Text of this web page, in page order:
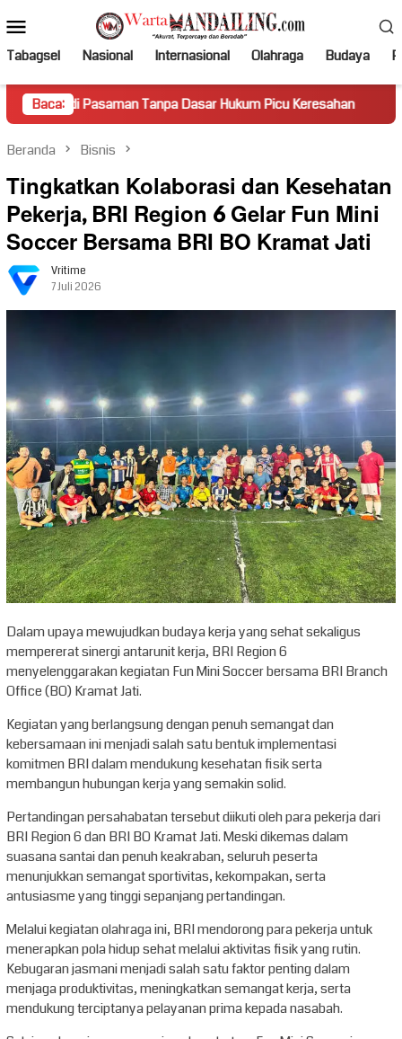
ke
kontenMobile
Tabagsel Nasional Internasional Olahraga Budaya
Baca:Tanpa Dasar Hukum Picu Keresahan Truk Miring
Beranda Bisnis
Tingkatkan Kolaborasi dan Kesehatan
Pekerja, BRI Region 6 Gelar Fun Mini
Soccer Bersama BRI BO Kramat Jati
Vritime
7 Juli 2026
Dalam upaya mewujudkan budaya kerja yang sehat sekaligus
mempererat sinergi antarunit kerja, BRI Region 6
menyelenggarakan kegiatan Fun Mini Soccer bersama BRI Branch
Office (BO) Kramat Jati.
Kegiatan yang berlangsung dengan penuh semangat dan
kebersamaan ini menjadi salah satu bentuk implementasi
komitmen BRI dalam mendukung kesehatan fisik serta
membangun hubungan kerja yang semakin solid.
Pertandingan persahabatan tersebut diikuti oleh para pekerja dari
BRI Region 6 dan BRI BO Kramat Jati. Meski dikemas dalam
suasana santai dan penuh keakraban, seluruh peserta
menunjukkan semangat sportivitas, kekompakan, serta
antusiasme yang tinggi sepanjang pertandingan.
Melalui kegiatan olahraga ini, BRI mendorong para pekerja untuk
menerapkan pola hidup sehat melalui aktivitas fisik yang rutin.
Kebugaran jasmani menjadi salah satu faktor penting dalam
menjaga produktivitas, meningkatkan semangat kerja, serta
mendukung terciptanya pelayanan prima kepada nasabah.